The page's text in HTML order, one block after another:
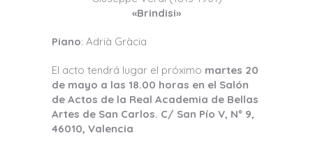
«Brindisi»
Piano: Adrià Gràcia
El acto tendrá lugar el próximo martes 20
de mayo a las 18.00 horas en el Salón
de Actos de la Real Academia de Bellas
Artes de San Carlos. C/ San Pío V, Nº 9,
46010, Valencia